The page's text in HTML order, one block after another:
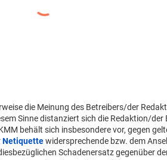
die Meinung des Betreibers/der
Sinne distanziert sich die Redaktion/der
behält sich insbesondere vor, gegen
Netiquettewidersprechende bzw. dem
Schadenersatz gegenüber